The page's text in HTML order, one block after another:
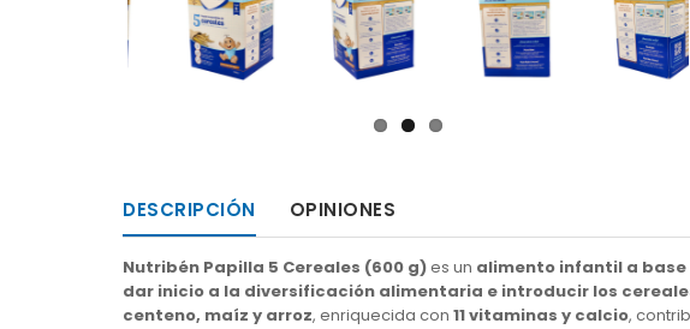
DESCRIPCIÓN OPINIONES
Nutribén Papilla 5 Cereales (600 g)es un alimento infantil a base
dar inicio a la diversificación alimentaria e introducir los
centeno, maíz y arroz, enriquecida con 11 vitaminas y calcio,